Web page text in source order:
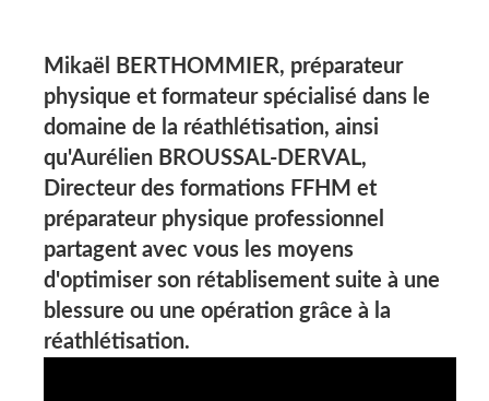
Mikaël BERTHOMMIER, préparateur
physique et formateur spécialisé dans le
domaine de la réathlétisation, ainsi
qu'Aurélien BROUSSAL-DERVAL,
Directeur des formations FFHM et
préparateur physique professionnel
partagent avec vous les moyens
d'optimiser son rétablisement suite à une
blessure ou une opération grâce à la
réathlétisation.